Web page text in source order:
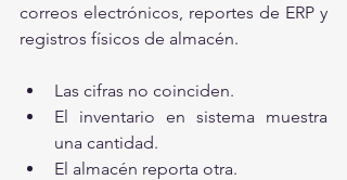
correos electrónicos, reportes de ERP y
registros físicos de almacén.
Las cifras no coinciden.
El inventario en sistema muestra
una cantidad.
El almacén reporta otra.